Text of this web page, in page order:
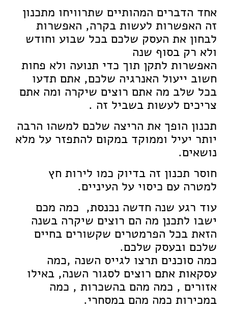
אחד הדברים המהותיים שתרוויחו מתכנון
זה האפשרות לעשות בקרה, האפשרות
לבחון את העסק שלכם בכל שבוע וחודש
ולא רק בסוף שנה
האפשרות לתקן תוך כדי תנועה ולא פחות
חשוב ייעול האנרגיה שלכם, אתם תדעו
בכל שלב מה אתם רוצים שיקרה ומה אתם
צריכים לעשות בשביל זה .
תכנון הופך את הריצה שלכם למשהו הרבה
יותר יעיל וממוקד במקום להתפזר על מלא
נושאים.
חוסר תכנון זה בדיוק כמו לירות חץ
למטרה עם כיסוי על העיניים.
עוד רגע שנה חדשה נכנסת, כמה מכם
ישבו לתכנן מה הם רוצים שיקרה בשנה
הזאת בכל הפרמטרים שקשורים בחיים
שלכם ובעסק שלכם.
כמה סוכנים תרצו לגייס השנה ,כמה
עסקאות אתם רוצים לסגור השנה, באילו
אזורים , כמה מהם בהשכרות , כמה
במכירות כמה מהם במסחרי.